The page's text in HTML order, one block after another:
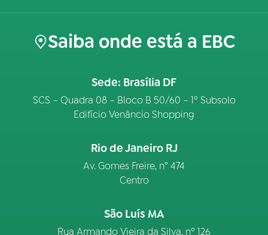
Saiba onde está a EBC
Sede: Brasília DF
SCS – Quadra 08 – Bloco B 50/60 – 1º Subsolo
Edifício Venâncio Shopping
Rio de Janeiro RJ
Av. Gomes Freire, n° 474
Centro
São Luís MA
Rua Armando Vieira da Silva, nº 126